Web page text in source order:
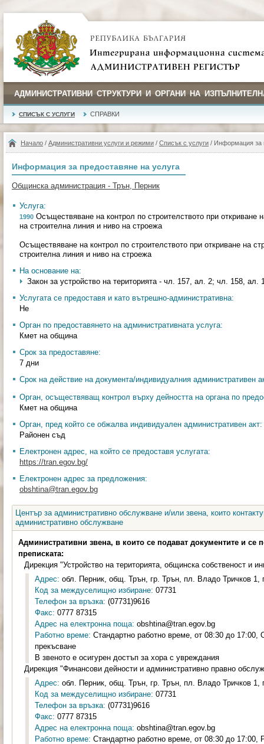
АДМИНИСТРАТИВНИ СТРУКТУРИ И ОРГАНИ НА
СПИСЪК С УСЛУГИ СПРАВКИ
Начало / Административни услуги и режими / Списък с услуги / Информация за
Информация за предоставяне на услуга
Общинска администрация - Трън, Перник
Услуга:
1990 Осъществяване на контрол по строителството при откриване
на строителна линия и ниво на строежа
Осъществяване на контрол по строителството при откриване на
строителна линия и ниво на строежа
На основание на:
Закон за устройство на територията - чл. 157, ал. 2; чл. 158, ал.
Услугата се предоставя и като вътрешно-административна:
Не
Орган по предоставянето на административната услуга:
Кмет на община
Срок за предоставяне:
7 дни
Срок на действие на документа/индивидуалния административен
Орган, осъществяващ контрол върху дейността на органа по
Кмет на община
Орган, пред който се обжалва индивидуален административен акт:
Районен съд
Електронен адрес, на който се предоставя услугата:
https://tran.egov.bg/
Електронен адрес за предложения:
obshtina@tran.egov.bg
Център за административно обслужване и/или звена, които
административно обслужване
Административни звена, в които се подават документите и се
преписката:
Дирекция "Устройство на територията, общинска собственост и
Адрес: обл. Перник, общ. Трън, гр. Трън, пл. Владо Тричков 1,
Код за междуселищно избиране: 07731
Телефон за връзка: (07731)9616
Факс: 0777 87315
Адрес на електронна поща: obshtina@tran.egov.bg
Работно време: Стандартно работно време, от 08:30 до 17:00,
прекъсване
В звеното е осигурен достъп за хора с увреждания
Дирекция "Финансови дейности и административно правно
Адрес: обл. Перник, общ. Трън, гр. Трън, пл. Владо Тричков 1,
Код за междуселищно избиране: 07731
Телефон за връзка: (07731)9616
Факс: 0777 87315
Адрес на електронна поща: obshtina@tran.egov.bg
Работно време: Стандартно работно време, от 08:30 до 17:00,